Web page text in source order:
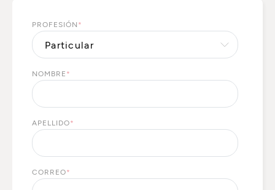
PROFESIÓN *
NOMBRE *
APELLIDO*
CORREO*